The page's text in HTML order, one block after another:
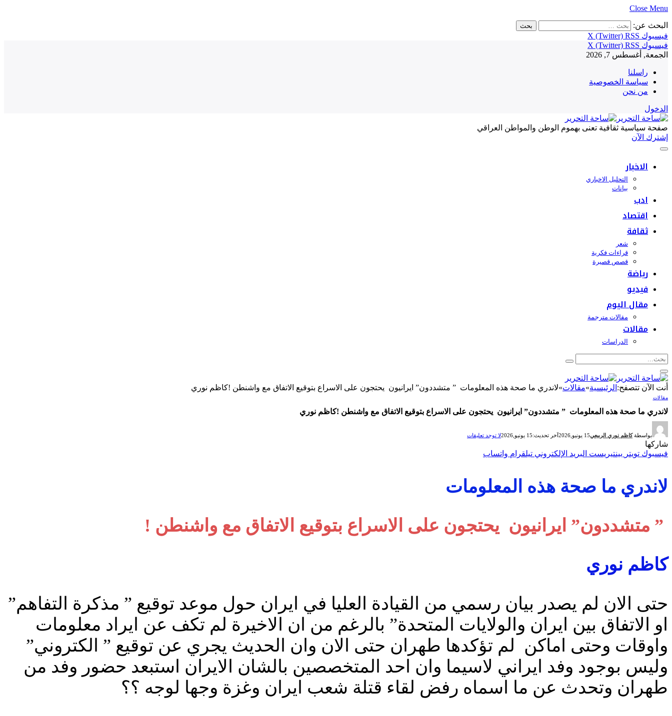
Close Menu
البحث عن:
فيسبوك
X (Twitter) RSS
فيسبوك
X (Twitter) RSS
الجمعة, أغسطس 7, 2026
راسلنا
سياسة الخصوصية
من نحن
الدخول
صفحة سياسية ثقافية تعنى بهموم الوطن والمواطن العراقي
إشترك الآن
الاخبار
التحليل الاخباري
بيانات
ادب
اقتصاد
ثقافة
شعر
قراءات فكرية
قصص قصيرة
رياضة
فيديو
مقال اليوم
مقالات مترجمة
مقالات
الدراسات
أنت الآن تتصفح: الرئيسية»مقالات»لاندري ما صحة هذه المعلومات ” متشددون” ايرانيون يحتجون على الاسراع بتوقيع الاتفاق مع واشنطن !كاظم نوري
مقالات
لاندري ما صحة هذه المعلومات ” متشددون” ايرانيون يحتجون على الاسراع بتوقيع الاتفاق مع واشنطن !كاظم نوري
بواسطة كاظم نوري الربيعي15 يونيو,2026 آخر تحديث:15 يونيو,2026 لا توجد تعليقات
شاركها
فيسبوك تويتر بينتيريست البريد الإلكتروني تيلقرام واتساب
لاندري ما صحة هذه المعلومات
” متشددون” ايرانيون يحتجون على الاسراع بتوقيع الاتفاق مع واشنطن !
كاظم نوري
حتى الان لم يصدر بيان رسمي من القيادة العليا في ايران حول موعد توقيع ” مذكرة التفاهم”
او الاتفاق بين ايران والولايات المتحدة” بالرغم من ان الاخيرة لم تكف عن ايراد معلومات
واوقات وحتى اماكن لم تؤكدها طهران حتى الان وان الحديث يجري عن توقيع ” الكتروني”
وليس بوجود وفد ايراني لاسيما وان احد المتخصصين بالشان الايران استبعد حضور وفد من
طهران وتحدث عن ما اسماه رفض لقاء قتلة شعب ايران وغزة وجها لوجه ؟؟